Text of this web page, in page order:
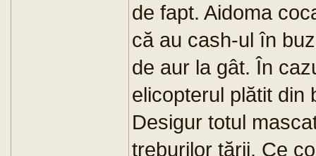
de fapt. Aidoma
că au cash-ul în
de aur la gât. În
elicopterul plătit din
Desigur totul
treburilor ţării. Ce